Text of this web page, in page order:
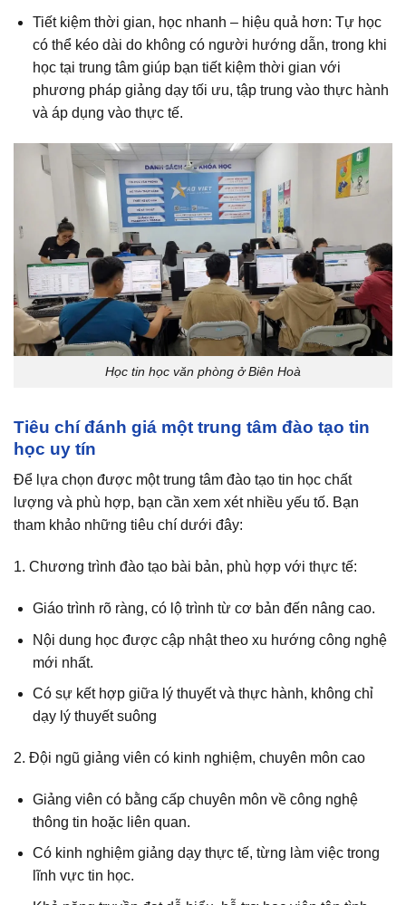
Tiết kiệm thời gian, học nhanh – hiệu quả hơn: Tự học
có thể kéo dài do không có người hướng dẫn, trong khi
học tại trung tâm giúp bạn tiết kiệm thời gian với
phương pháp giảng dạy tối ưu, tập trung vào thực hành
và áp dụng vào thực tế.
Học tin học văn phòng ở Biên Hoà
Tiêu chí đánh giá một trung tâm đào tạo tin
học uy tín
Để lựa chọn được một trung tâm đào tạo tin học chất
lượng và phù hợp, bạn cần xem xét nhiều yếu tố. Bạn
tham khảo những tiêu chí dưới đây:
1. Chương trình đào tạo bài bản, phù hợp với thực tế:
Giáo trình rõ ràng, có lộ trình từ cơ bản đến nâng cao.
Nội dung học được cập nhật theo xu hướng công nghệ
mới nhất.
Có sự kết hợp giữa lý thuyết và thực hành, không chỉ
dạy lý thuyết suông
2. Đội ngũ giảng viên có kinh nghiệm, chuyên môn cao
Giảng viên có bằng cấp chuyên môn về công nghệ
thông tin hoặc liên quan.
Có kinh nghiệm giảng dạy thực tế, từng làm việc trong
lĩnh vực tin học.